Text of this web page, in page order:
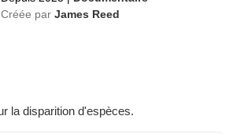
Créée par James Reed
la disparition d'espèces.